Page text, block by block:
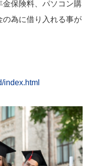
保険料、パソコン購
の為に借り入れる事が
index.html